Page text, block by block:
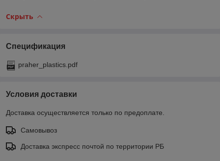
Скрыть
Спецификация
praher_plastics.pdf
Условия доставки
Доставка осуществляется только по предоплате.
Самовывоз
Доставка экспресс почтой по территории РБ